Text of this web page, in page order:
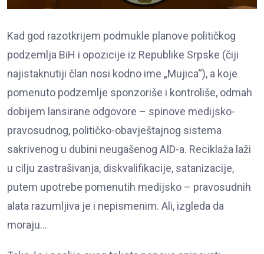
Kad god razotkrijem podmukle planove političkog
podzemlja BiH i opozicije iz Republike Srpske (čiji
najistaknutiji član nosi kodno ime „Mujica“), a koje
pomenuto podzemlje sponzoriše i kontroliše, odmah
dobijem lansirane odgovore – spinove medijsko-
pravosudnog, političko-obavještajnog sistema
sakrivenog u dubini neugašenog AID-a. Reciklaža laži
u cilju zastrašivanja, diskvalifikacije, satanizacije,
putem upotrebe pomenutih medijsko – pravosudnih
alata razumljiva je i nepismenim. Ali, izgleda da
moraju…